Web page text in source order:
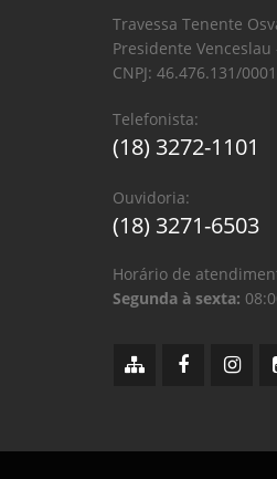
Travessa Tenente
Presidente Venceslau
CNPJ: 46.476.131/
Telefonista:
(18) 3272-1101
Ouvidoria:
(18) 3271-6503
Horário de
Segunda à sexta: